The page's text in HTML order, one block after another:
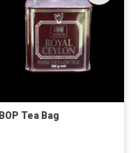
BOP Tea Bag